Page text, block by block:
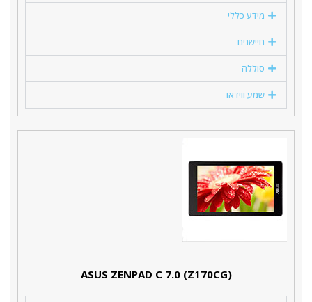
מידע כללי
חיישנים
סוללה
שמע ווידאו
(ASUS ZENPAD C 7.0 (Z170CG